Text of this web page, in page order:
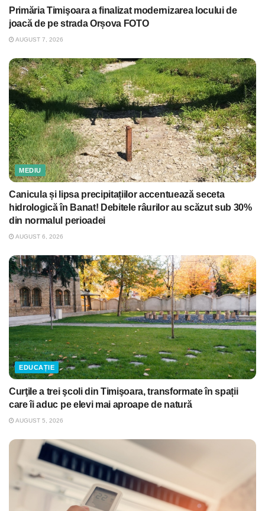
Primăria Timişoara a finalizat modernizarea locului de
joacă de pe strada Orșova FOTO
AUGUST 7, 2026
MEDIU
Canicula și lipsa precipitațiilor accentuează seceta
hidrologică în Banat! Debitele râurilor au scăzut sub 30%
din normalul perioadei
AUGUST 6, 2026
EDUCAȚIE
Curţile a trei şcoli din Timişoara, transformate în spații
care îi aduc pe elevi mai aproape de natură
AUGUST 5, 2026